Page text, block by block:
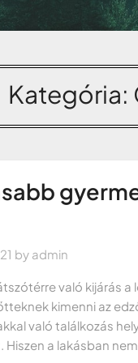
Kategória:
by admin
való kijárás
kimenni az
való találkozás
Hiszen a lakásban